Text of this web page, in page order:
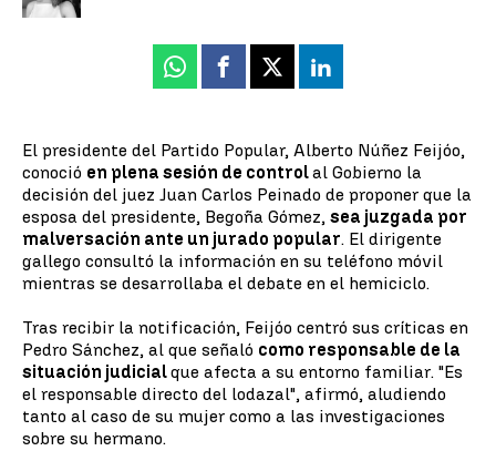
Whatsapp
Facebook
X Linkedin
El presidente del Partido Popular, Alberto Núñez Feijóo,
conoció en plena sesión de controlal Gobierno la
decisión del juez Juan Carlos Peinado de proponer que la
esposa del presidente, Begoña Gómez, sea juzgada por
malversación ante un jurado popular. El dirigente
gallego consultó la información en su teléfono móvil
mientras se desarrollaba el debate en el hemiciclo.
Tras recibir la notificación, Feijóo centró sus críticas en
Pedro Sánchez, al que señaló como responsable de la
situación judicialque afecta a su entorno familiar. "Es
el responsable directo del lodazal", afirmó, aludiendo
tanto al caso de su mujer como a las investigaciones
sobre su hermano.